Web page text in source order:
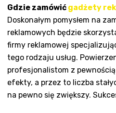
Gdzie zamówić gadżety
Doskonałym pomysłem na
reklamowych będzie
firmy reklamowej
tego rodzaju usług.
profesjonalistom z
efekty, a przez to liczba
na pewno się zwiększy.